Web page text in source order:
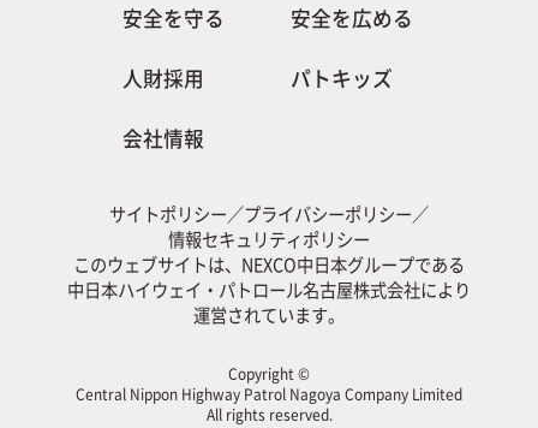
安全を守る 安全を広める
人財採用 パトキッズ
会社情報
サイトポリシー／プライバシーポリシー／
情報セキュリティポリシー
このウェブサイトは、NEXCO中日本グループである
中日本ハイウェイ・パトロール名古屋株式会社により
運営されています。
Copyright ©
Central Nippon Highway Patrol Nagoya Company Limited
All rights reserved.